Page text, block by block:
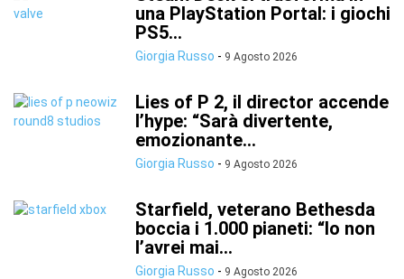
una PlayStation Portal: i giochi
PS5...
Giorgia Russo - 9 Agosto 2026
Lies of P 2, il director accende
l’hype: “Sarà divertente,
emozionante...
Giorgia Russo - 9 Agosto 2026
Starfield, veterano Bethesda
boccia i 1.000 pianeti: “Io non
l’avrei mai...
Giorgia Russo - 9 Agosto 2026